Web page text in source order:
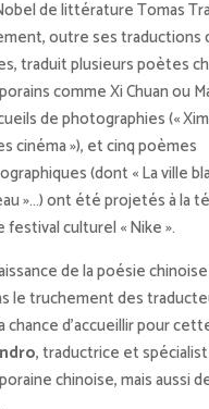
de littérature Tomas
outre ses traductions
traduit plusieurs poètes
comme Xi Chuan ou
de photographies («
cinéma »), et cinq poèmes
(dont « La ville
»…) ont été projetés à la
festival culturel « Nike ».
de la poésie
le truchement des
chance d’accueillir pour
, traductrice et
chinoise, mais aussi